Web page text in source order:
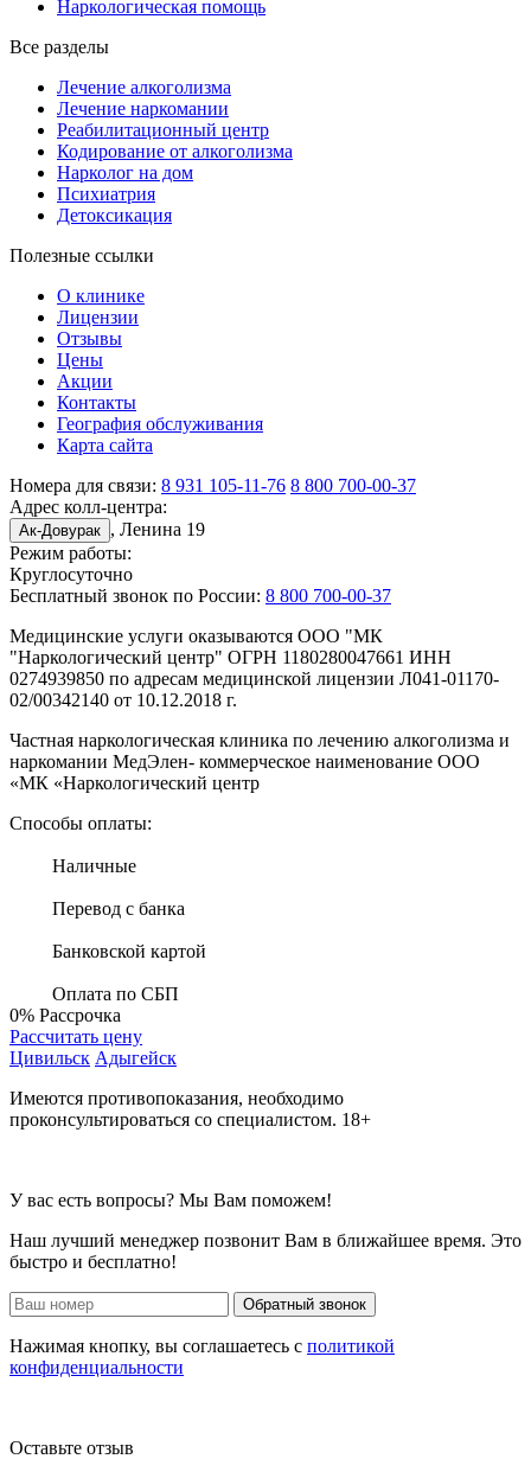
Наркологическая помощь
Все разделы
Лечение алкоголизма
Лечение наркомании
Реабилитационный центр
Кодирование от алкоголизма
Нарколог на дом
Психиатрия
Детоксикация
Полезные ссылки
О клинике
Лицензии
Отзывы
Цены
Акции
Контакты
География обслуживания
Карта сайта
Номера для связи: 8 931 105-11-76 8 800 700-00-37
Адрес колл-центра:
Ак-Довурак , Ленина 19
Режим работы:
Круглосуточно
Бесплатный звонок по России: 8 800 700-00-37
Медицинские услуги оказываются ООО "МК
"Наркологический центр" ОГРН 1180280047661 ИНН
0274939850 по адресам медицинской лицензии Л041-01170-
02/00342140 от 10.12.2018 г.
Частная наркологическая клиника по лечению алкоголизма и
наркомании МедЭлен- коммерческое наименование ООО
«МК «Наркологический центр
Способы оплаты:
Наличные
Перевод с банка
Банковской картой
Оплата по СБП
0% Рассрочка
Рассчитать цену
Цивильск Адыгейск
Имеются противопоказания, необходимо
проконсультироваться со специалистом. 18+
У вас есть вопросы? Мы Вам поможем!
Наш лучший менеджер позвонит Вам в ближайшее время. Это
быстро и бесплатно!
Обратный звонок
Нажимая кнопку, вы соглашаетесь с политикой
конфиденциальности
Оставьте отзыв